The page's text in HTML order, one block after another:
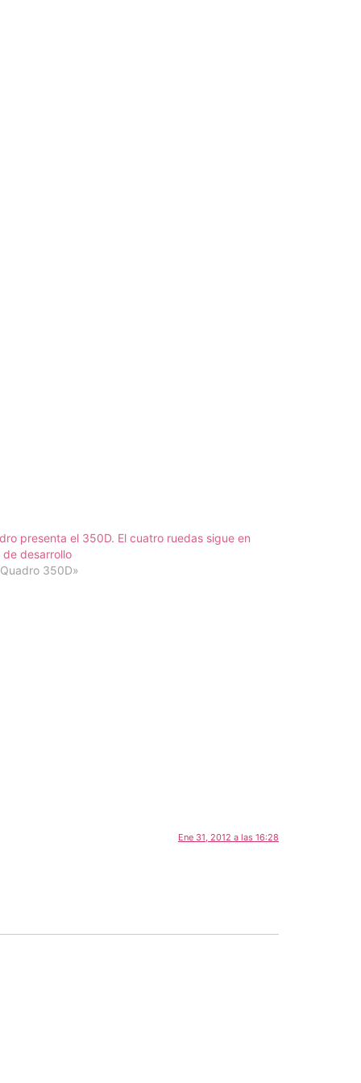
presenta el 350D. El cuatro ruedas sigue en
de desarrollo
350D»
Ene 31, 2012 a las 16:28